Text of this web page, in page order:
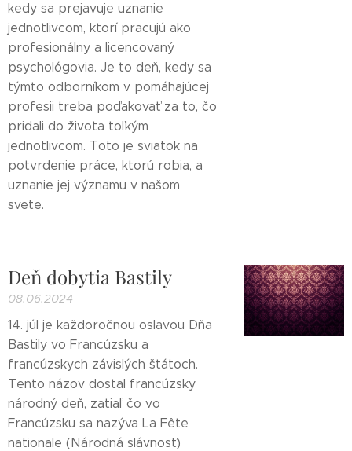
kedy sa prejavuje uznanie
jednotlivcom, ktorí pracujú ako
profesionálny a licencovaný
psychológovia. Je to deň, kedy sa
týmto odborníkom v pomáhajúcej
profesii treba poďakovať za to, čo
pridali do života toľkým
jednotlivcom. Toto je sviatok na
potvrdenie práce, ktorú robia, a
uznanie jej významu v našom
svete.
Deň dobytia Bastily
08.06.2024
14. júl je každoročnou oslavou Dňa
Bastily vo Francúzsku a
francúzskych závislých štátoch.
Tento názov dostal francúzsky
národný deň, zatiaľ čo vo
Francúzsku sa nazýva La Fête
nationale (Národná slávnosť)